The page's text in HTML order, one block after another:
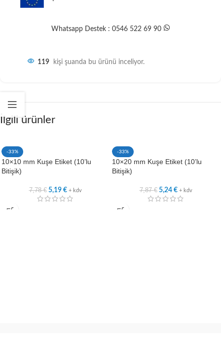
Whatsapp Destek : 0546 522 69 90
119 kişi şuanda bu ürünü inceliyor.
İlgili ürünler
-33%
10×10 mm Kuşe Etiket (10’lu
Bitişik)
7,78€ 5,19 € + kdv
-33%
10×20 mm Kuşe Etiket (10’lu
Bitişik)
7,87€ 5,24 € + kdv